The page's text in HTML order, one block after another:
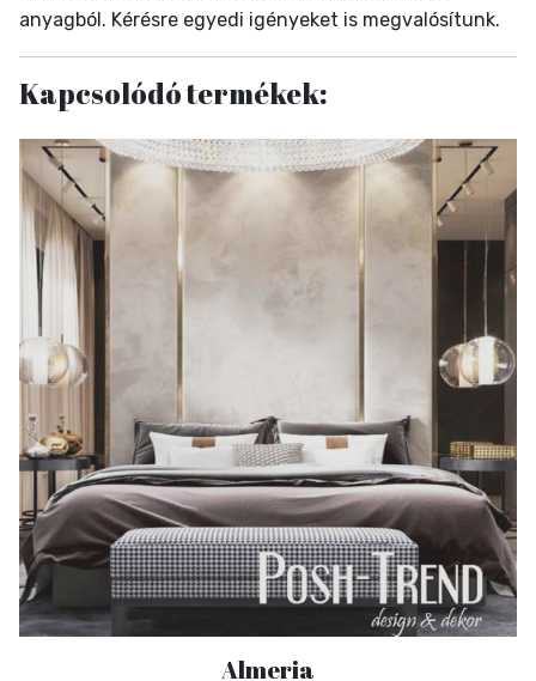
anyagból. Kérésre egyedi igényeket is megvalósítunk.
Kapcsolódó termékek:
Almeria